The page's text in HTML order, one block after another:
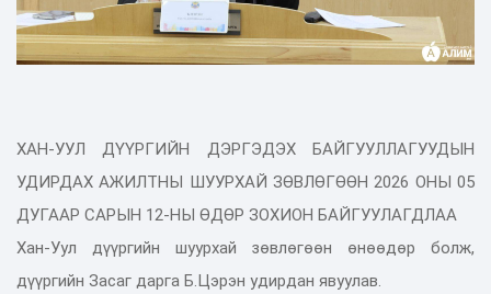
ХАН-УУЛ ДҮҮРГИЙН ДЭРГЭДЭХ БАЙГУУЛЛАГУУДЫН
УДИРДАХ АЖИЛТНЫ ШУУРХАЙ ЗӨВЛӨГӨӨН 2026 ОНЫ 05
ДУГААР САРЫН 12-НЫ ӨДӨР ЗОХИОН БАЙГУУЛАГДЛАА
Хан-Уул дүүргийн шуурхай зөвлөгөөн өнөөдөр болж,
дүүргийн Засаг дарга Б.Цэрэн удирдан явуулав.